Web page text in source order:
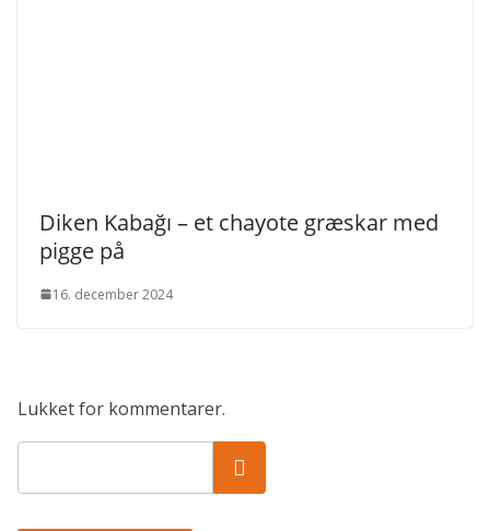
Diken Kabağı – et chayote græskar med
pigge på
16. december 2024
Lukket for kommentarer.